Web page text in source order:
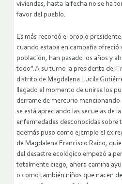
viviendas, hasta la fecha no se ha
favor del pueblo.
Es más recordó el propio
cuando estaba en campaña ofreció
población, han pasado los años y
todo”.A su turno la presidenta del
distrito de Magdalena Lucila
llegado el momento de unirse los
derrame de mercurio mencionando
se está apreciando las secuelas de
enfermedades desconocidas sobre
además puso como ejemplo el ex
de Magdalena Francisco Raico,
del desastre ecológico empezó a
totalmente ciego, ahora camina
o como también niños que nacen